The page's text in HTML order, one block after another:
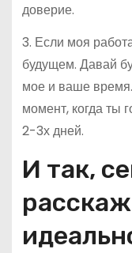
доверие.
3. Если моя
будущем. Давай
мое и ваше
момент, когда ты
2-3х дней.
И так,